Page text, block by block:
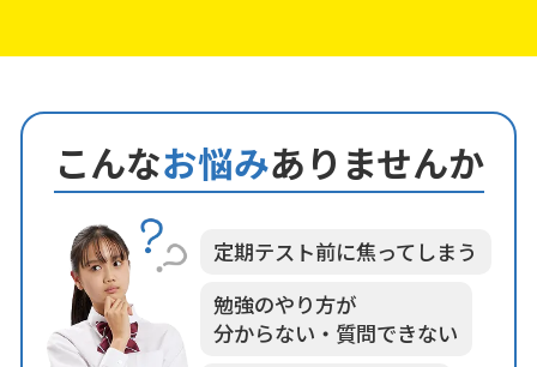
こんなお悩みありませんか
定期テスト前に焦ってしまう
勉強のやり方が
分からない・質問できない